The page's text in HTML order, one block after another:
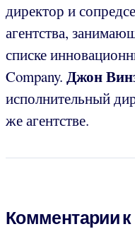
директор и
агентства,
списке
Company. Джон
исполнительный
же агентстве.
Комментарии